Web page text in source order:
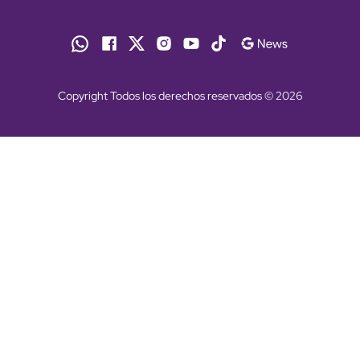
Copyright Todos los derechos reservados © 2026